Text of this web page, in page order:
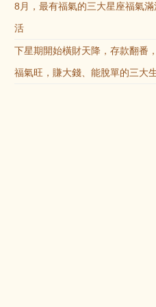
8月，最有福氣的三大星座福氣
活
下星期開始橫財天降，存款翻番
福氣旺，賺大錢、能脫單的三大